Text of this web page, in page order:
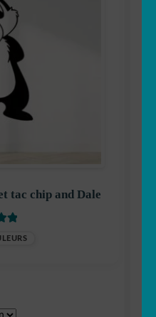
tac chip and Dale